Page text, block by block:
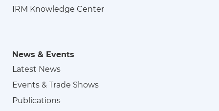
IRM Knowledge Center
News & Events
Latest News
Events & Trade Shows
Publications